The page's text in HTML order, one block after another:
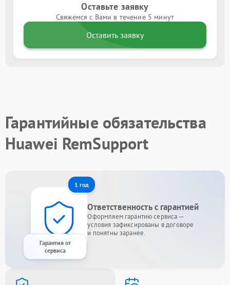
Оставьте заявку
Свяжемся с Вами в течение 5 минут
Оставить заявку
Гарантийные обязательства
Huawei RemSupport
1 год
Гарантия от
сервиса
Ответственность с гарантией
Оформляем гарантию сервиса —
условия зафиксированы в договоре
и понятны заранее.